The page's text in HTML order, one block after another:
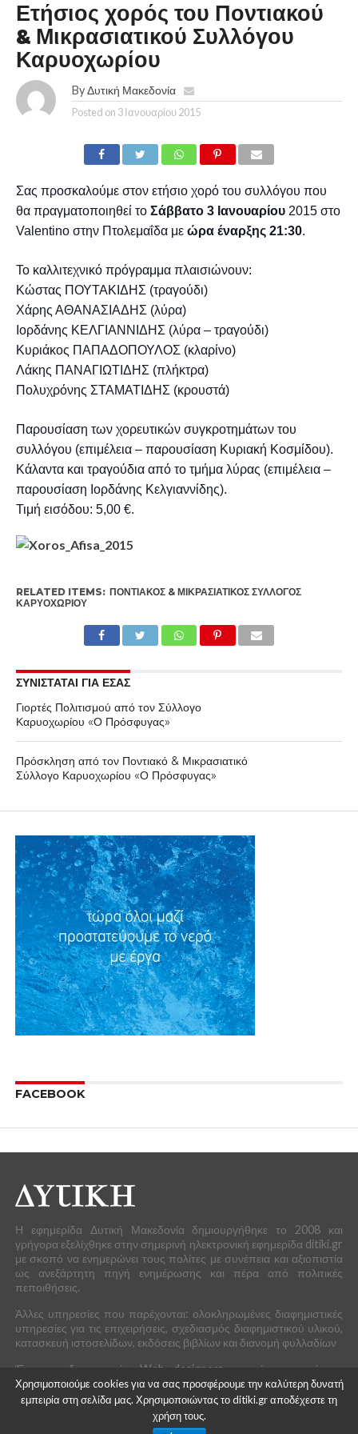
Ετήσιος χορός του Ποντιακού
& Μικρασιατικού Συλλόγου
Καρυοχωρίου
By Δυτική Μακεδονία
Posted on 3 Ιανουαρίου 2015
Σας προσκαλούμε στον ετήσιο χορό του συλλόγου που
θα πραγματοποιηθεί το Σάββατο 3 Ιανουαρίου2015 στο
Valentino στην Πτολεμαΐδα με ώρα έναρξης 21:30.
Το καλλιτεχνικό πρόγραμμα πλαισιώνουν:
Κώστας ΠΟΥΤΑΚΙΔΗΣ (τραγούδι)
Χάρης ΑΘΑΝΑΣΙΑΔΗΣ (λύρα)
Ιορδάνης ΚΕΛΓΙΑΝΝΙΔΗΣ (λύρα – τραγούδι)
Κυριάκος ΠΑΠΑΔΟΠΟΥΛΟΣ (κλαρίνο)
Λάκης ΠΑΝΑΓΙΩΤΙΔΗΣ (πλήκτρα)
Πολυχρόνης ΣΤΑΜΑΤΙΔΗΣ (κρουστά)
Παρουσίαση των χορευτικών συγκροτημάτων του
συλλόγου (επιμέλεια – παρουσίαση Κυριακή Κοσμίδου).
Κάλαντα και τραγούδια από το τμήμα λύρας (επιμέλεια –
παρουσίαση Ιορδάνης Κελγιαννίδης).
Τιμή εισόδου: 5,00 €.
RELATED ITEMS: ΠΟΝΤΙΑΚΌΣ & ΜΙΚΡΑΣΙΑΤΙΚΌΣ ΣΎΛΛΟΓΟΣ
ΚΑΡΥΟΧΩΡΊΟΥ
ΣΥΝΙΣΤΑΤΑΙ ΓΙΑ ΕΣΑΣ
Γιορτές Πολιτισμού από τον Σύλλογο
Καρυοχωρίου «Ο Πρόσφυγας»
Πρόσκληση από τον Ποντιακό & Μικρασιατικό
Σύλλογο Καρυοχωρίου «Ο Πρόσφυγας»
ΕΠΙΚΑΙΡΟΤΗΤΑ
Ας είναι μια καλύτερη χρονιά
το 2015!
By Δυτική Μακεδονία
Posted on31 Δεκεμβρίου 2014
Ο καινούργιος χρόνος είναι πάντα ελπιδοφόρος!
των κόπων που ολοκληρώσαμε! Είμαστε εμείς οι ίδιοι
ευωδόθηκαν, οφείλουμε να συνεχίσουμε να
καταφέρουμε, έτσι, σε πείσμα των καιρών και των
καταστάσεων!
Γι αυτό λοιπόν, ανοίξτε τα δώρα μας…
Θα βρείτε μέσα ό,τι επιθυμεί ο καθένας από εσάς…
ονειρικό!
ΑΣ ΕΙΝΑΙ ΤΟ 2015 ΕΝΑ ΚΑΛΥΤΕΡΟ ΕΤΟΣ ΓΙΑ ΟΛΟΥΣ!
Χρησιμοποιούμε cookies για να σας προσφέρουμε την καλύτερη δυνατή
εμπειρία στη σελίδα μας. Χρησιμοποιώντας το ditiki.gr αποδέχεστε τη
χρήση τους.